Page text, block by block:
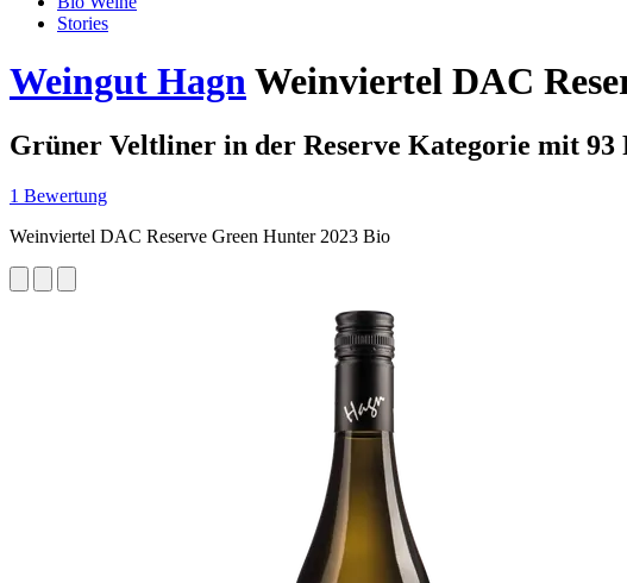
Stories
Weingut HagnWeinviertel DAC
Grüner Veltliner in der Reserve Kategorie mit 93
1 Bewertung
Weinviertel DAC Reserve Green Hunter 2023 Bio